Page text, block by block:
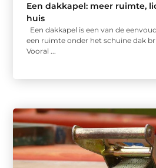
Een dakkapel: meer ruimte,
huis
Een dakkapel is een van de
een ruimte onder het schuine dak
Vooral ...